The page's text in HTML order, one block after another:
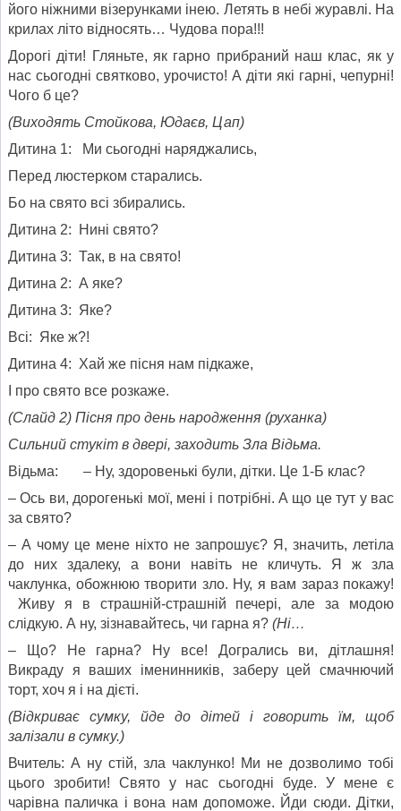
його ніжними візерунками інею. Летять в небі журавлі. На
крилах літо відносять… Чудова пора!!!
Дорогі діти! Гляньте, як гарно прибраний наш клас, як у
нас сьогодні святково, урочисто! А діти які гарні, чепурні!
Чого б це?
(Виходять Стойкова, Юдаєв, Цап)
Дитина 1: Ми сьогодні наряджались,
Перед люстерком старались.
Бо на свято всі збирались.
Дитина 2: Нині свято?
Дитина 3: Так, в на свято!
Дитина 2: А яке?
Дитина 3: Яке?
Всі: Яке ж?!
Дитина 4: Хай же пісня нам підкаже,
І про свято все розкаже.
(Слайд 2) Пісня про день народження (руханка)
Сильний стукіт в двері, заходить Зла Відьма.
Відьма: – Ну, здоровенькі були, дітки. Це 1-Б клас?
– Ось ви, дорогенькі мої, мені і потрібні. А що це тут у вас
за свято?
– А чому це мене ніхто не запрошує? Я, значить, летіла
до них здалеку, а вони навіть не кличуть. Я ж зла
чаклунка, обожнюю творити зло. Ну, я вам зараз покажу!
Живу я в страшній-страшній печері, але за модою
слідкую. А ну, зізнавайтесь, чи гарна я? (Ні…
– Що? Не гарна? Ну все! Догрались ви, дітлашня!
Викраду я ваших іменинників, заберу цей смачнючий
торт, хоч я і на дієті.
(Відкриває сумку, йде до дітей і говорить їм, щоб
залізали в сумку.)
Вчитель: А ну стій, зла чаклунко! Ми не дозволимо тобі
цього зробити! Свято у нас сьогодні буде. У мене є
чарівна паличка і вона нам допоможе. Йди сюди. Дітки,